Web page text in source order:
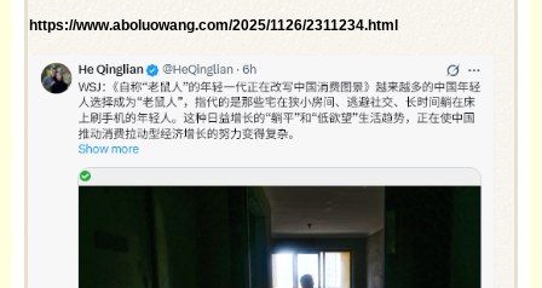
https://www.aboluowang.com/2025/1126/2311234.html